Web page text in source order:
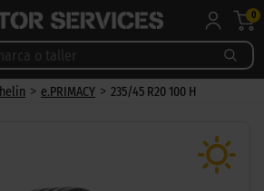
0
> e.PRIMACY > 235/45 R20 100 H